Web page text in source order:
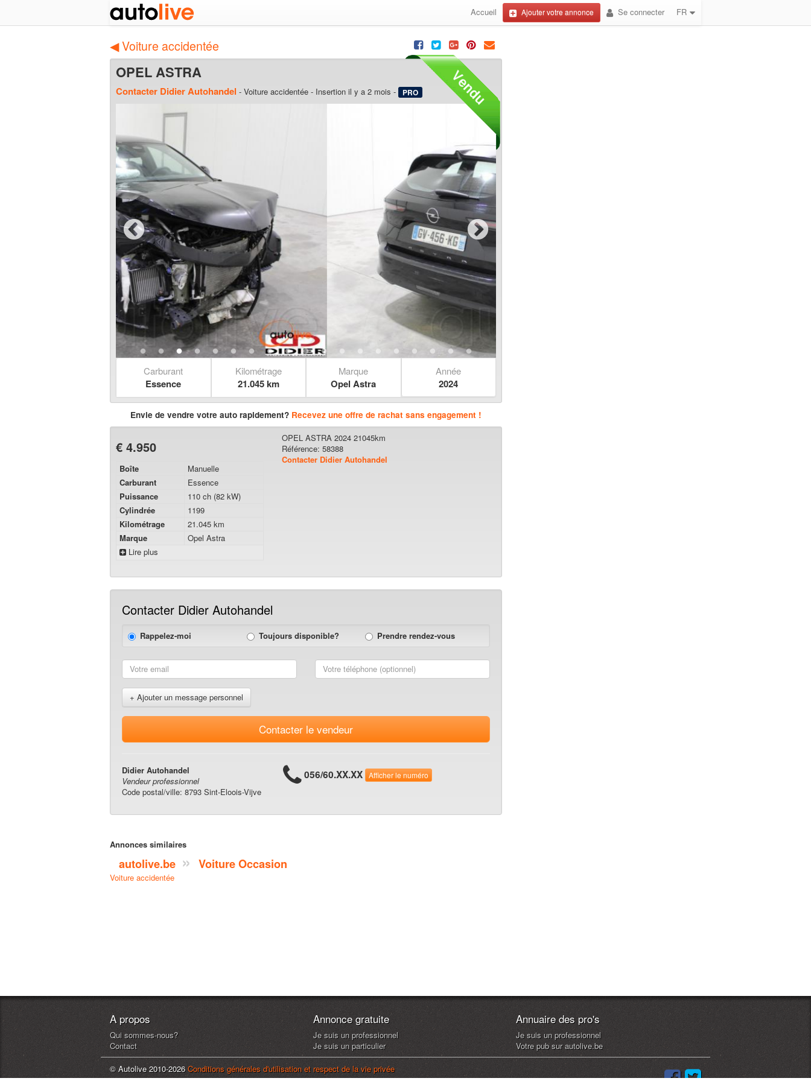
Accueil Ajouter votre annonce Se connecter FR
◀ Voiture accidentée
OPEL ASTRA
Contacter Didier Autohandel - Voiture accidentée - Insertion il y a 2 mois - PRO
Carburant
Essence
Kilométrage
21.045 km
Marque
Opel Astra
Année
2024
Envie de vendre votre auto rapidement? Recevez une offre de rachat sans engagement !
€ 4.950
Boîte
Manuelle
Carburant
Essence
Puissance
110 ch (82 kW)
Cylindrée
1199
Kilométrage
21.045 km
Marque
Opel Astra
Lire plus
OPEL ASTRA 2024 21045km
Référence: 58388
Contacter Didier Autohandel
Contacter Didier Autohandel
Rappelez-moi Toujours disponible? Prendre rendez-vous
+ Ajouter un message personnel
Contacter le vendeur
Didier Autohandel
Vendeur professionnel
Code postal/ville: 8793 Sint-Eloois-Vijve
056/60.XX.XX Afficher le numéro
Annonces similaires
autolive.be Voiture Occasion
Voiture accidentée
A propos
Qui sommes-nous?
Contact
Annonce gratuite
Je suis un professionnel
Je suis un particulier
Annuaire des pro's
Je suis un professionnel
Votre pub sur autolive.be
© Autolive 2010-2026Conditions générales d'utilisation et respect de la vie privée